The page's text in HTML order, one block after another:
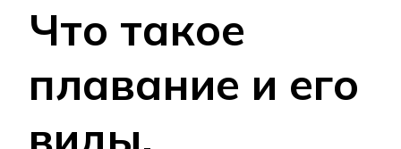
Что такое
плавание и его
виды.